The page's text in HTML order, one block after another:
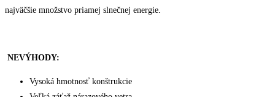
najväčšie množstvo priamej slnečnej energie.
NEVÝHODY:
Vysoká hmotnosť konštrukcie